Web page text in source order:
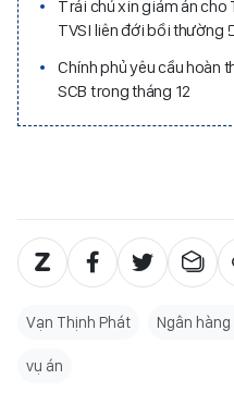
Trái chủ xin giảm án cho
TVSI liên đới bồi thường
Chính phủ yêu cầu hoàn
SCB trong tháng 12
Vạn Thịnh Phát Ngân hàng
vụ án